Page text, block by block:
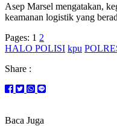
Asep Marsel mengatakan,
keamanan logistik yang
Pages: 1 2
HALO POLISI kpu
Share :
Baca Juga